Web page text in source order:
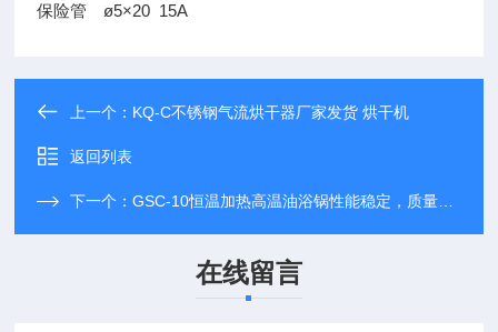
保险管
ø5×20 15A
上一个： KQ-C不锈钢气流烘干器厂家发货 烘干机
返回列表
下一个：GSC-10恒温加热高温油浴锅性能稳定，质量保障 油浴锅/水浴锅
在线留言